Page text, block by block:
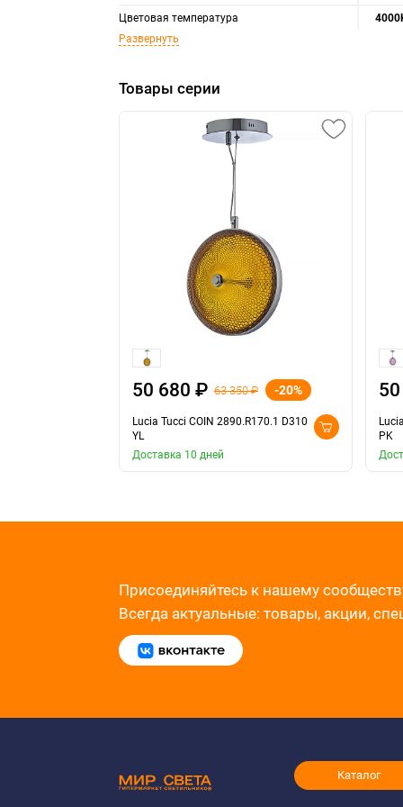
Цветовая температура
Развернуть
Товары серии
50 680 ₽ 63 350 ₽ -20%
Lucia Tucci COIN 2890.R170.1 D310
YL
Доставка 10 дней
PK
Присоединяйтесь к нашему
Всегда актуальные: товары, акции,
Каталог